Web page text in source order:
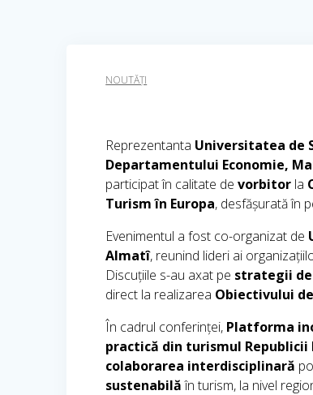
NOUTĂȚI
Reprezentanta Universitatea de
Departamentului Economie,
participat în calitate devorbitor la
Turism în Europa, desfășurată în
Evenimentul a fost co-organizat de
Almatî, reunind lideri ai
Discuțiile s-au axat pe strategii
direct la realizarea Obiectivului
În cadrul conferinței, Platforma
practică din turismul Republicii
colaborarea interdisciplinară
sustenabilăîn turism, la nivel